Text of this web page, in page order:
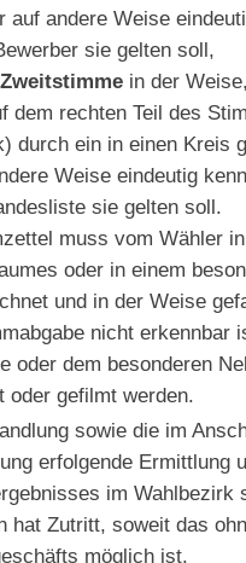
auf andere Weise
sie gelten soll,
Zweitstimme in der Weise,
dem rechten Teil des
durch ein in einen Kreis
Weise eindeutig
sie gelten soll.
muss vom Wähler
oder in einem
und in der Weise
nicht erkennbar
oder dem besonderen
oder gefilmt werden.
sowie die im
erfolgende Ermittlung
im Wahlbezirk
hat Zutritt, soweit das
möglich ist.